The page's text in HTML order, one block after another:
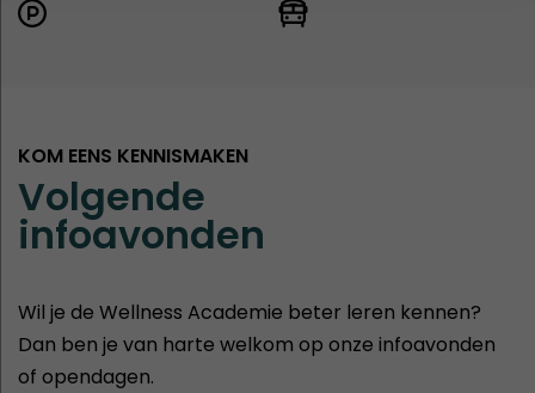
KOM EENS KENNISMAKEN
Volgende
infoavonden
Wil je de Wellness Academie beter leren kennen?
Dan ben je van harte welkom op onze infoavonden
of opendagen.